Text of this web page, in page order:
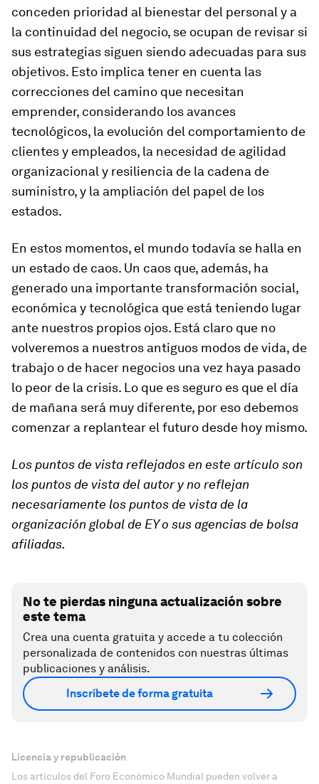
conceden prioridad al bienestar del personal y a
la continuidad del negocio, se ocupan de revisar si
sus estrategias siguen siendo adecuadas para sus
objetivos. Esto implica tener en cuenta las
correcciones del camino que necesitan
emprender, considerando los avances
tecnológicos, la evolución del comportamiento de
clientes y empleados, la necesidad de agilidad
organizacional y resiliencia de la cadena de
suministro, y la ampliación del papel de los
estados.
En estos momentos, el mundo todavía se halla en
un estado de caos. Un caos que, además, ha
generado una importante transformación social,
económica y tecnológica que está teniendo lugar
ante nuestros propios ojos. Está claro que no
volveremos a nuestros antiguos modos de vida, de
trabajo o de hacer negocios una vez haya pasado
lo peor de la crisis. Lo que es seguro es que el día
de mañana será muy diferente, por eso debemos
comenzar a replantear el futuro desde hoy mismo.
Los puntos de vista reflejados en este artículo son
los puntos de vista del autor y no reflejan
necesariamente los puntos de vista de la
organización global de EY o sus agencias de bolsa
afiliadas.
No te pierdas ninguna actualización sobre
este tema
Crea una cuenta gratuita y accede a tu colección
personalizada de contenidos con nuestras últimas
publicaciones y análisis.
Inscríbete de forma gratuita
Licencia y republicación
Los artículos del Foro Económico Mundial pueden volver a